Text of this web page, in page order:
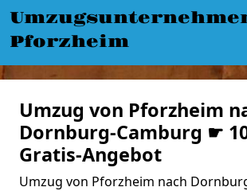
Pforzheim
Umzug von Pforzheim
Dornburg-Camburg ☛
Gratis-Angebot
Umzug von Pforzheim nach